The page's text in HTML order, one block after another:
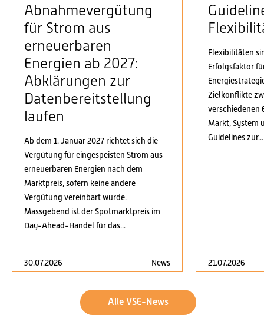
Abnahmevergütung
für Strom aus
erneuerbaren
Energien ab 2027:
Abklärungen zur
Datenbereitstellung
laufen
Ab dem 1. Januar 2027 richtet sich die
Vergütung für eingespeisten Strom aus
erneuerbaren Energien nach dem
Marktpreis, sofern keine andere
Vergütung vereinbart wurde.
Massgebend ist der Spotmarktpreis im
Day-Ahead-Handel für das...
30.07.2026 News
Flexibilitäten
Erfolgsfaktor
Zielkonflikte
verschiedenen
Markt, System
Guidelines zur...
21.07.2026
Alle VSE-News